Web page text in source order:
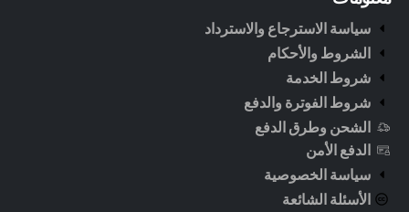
سياسة الاسترجاع والاسترداد
الشروط والأحكام
شروط الخدمة
شروط الفوترة والدفع
الشحن وطرق الدفع
الدفع الأمن
سياسة الخصوصية
الأسئلة الشائعة